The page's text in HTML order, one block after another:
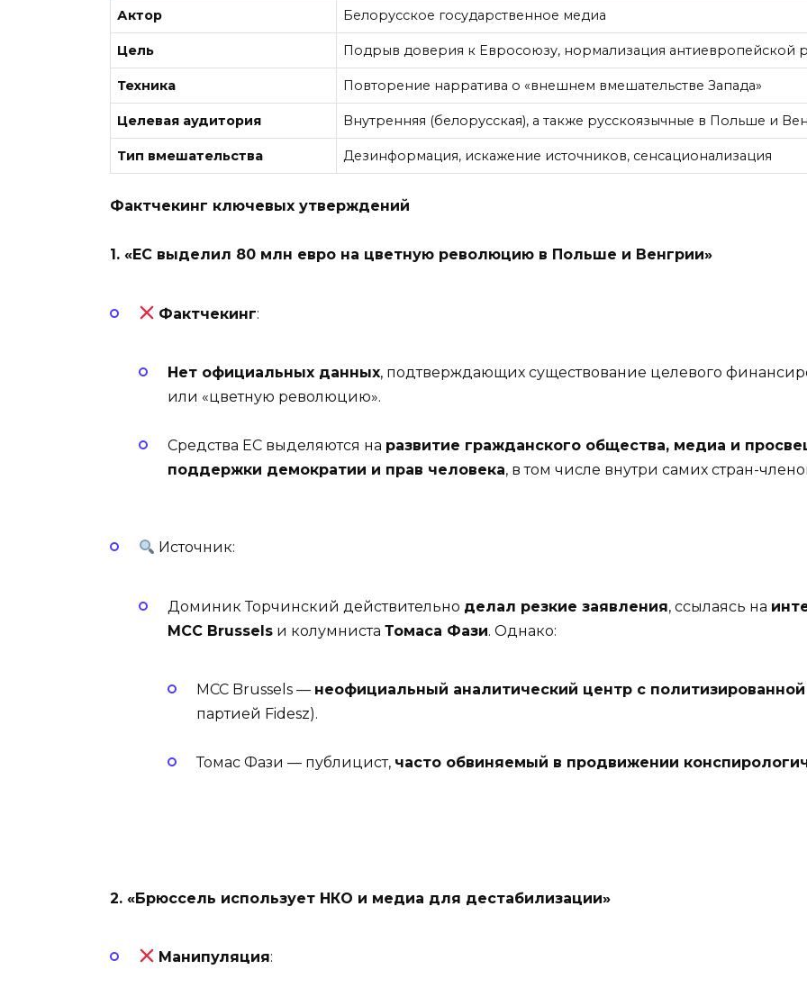
Актор Белорусское государственное медиа
Цель Подрыв доверия к Евросоюзу, нормализация антиевропейской
Техника Повторение нарратива о «внешнем вмешательстве Запада»
Целевая аудитория Внутренняя (белорусская), а также русскоязычные в Польше и
Тип вмешательства Дезинформация, искажение источников, сенсационализация
Фактчекинг ключевых утверждений
1. «ЕС выделил 80 млн евро на цветную революцию в Польше и Венгрии»
Фактчекинг:
Нет официальных данных, подтверждающих существование целевого
или «цветную революцию».
Средства ЕС выделяются на развитие гражданского общества, медиа и
поддержки демократии и прав человека, в том числе внутри самих стран-
Источник:
Доминик Торчинский действительно делал резкие заявления, ссылаясь на
MCC Brussels и колумниста Томаса Фази. Однако:
MCC Brussels — неофициальный аналитический центр с
партией Fidesz).
Томас Фази — публицист, часто обвиняемый в продвижении
2. «Брюссель использует НКО и медиа для дестабилизации»
Манипуляция: